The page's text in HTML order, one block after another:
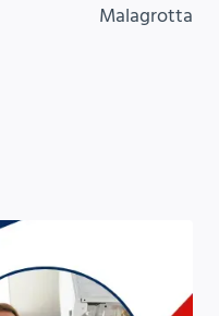
Malagrotta